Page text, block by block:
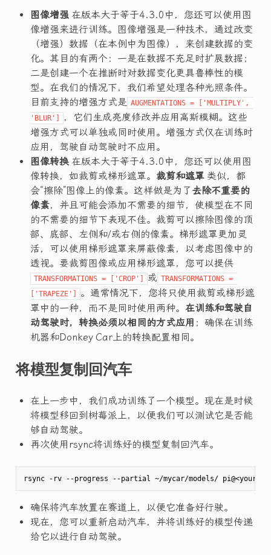
图像增强 在版本大于等于4.3.0中，您还可以使用图
像增强来进行训练。图像增强是一种技术，通过改变
（增强）数据（在本例中为图像），来创建数据的变
化。其目的有两个：一是在数据不充足时扩展数据；
二是创建一个在推断时对数据变化更具鲁棒性的模
型。在我们的情况下，我们希望处理各种光照条件。
目前支持的增强方式是 AUGMENTATIONS = ['MULTIPLY',
'BLUR']
，它们生成亮度修改并应用高斯模糊。这些
增强方式可以单独或同时使用。增强方式仅在训练时
应用，驾驶自动驾驶时不应用。
图像转换在版本大于等于4.3.0中，您还可以使用图
像转换，如裁剪或梯形遮罩。 裁剪和遮罩类似，都
会“擦除”图像上的像素。这样做是为了 去除不重要的
像素，并且可能会添加不需要的细节，使模型在不同
的不需要的细节下表现不佳。裁剪可以擦除图像的顶
部、底部、左侧和/或右侧的像素。梯形遮罩更加灵
活，可以使用梯形遮罩来屏蔽像素，以考虑图像中的
透视。要裁剪图像或应用梯形遮罩，您可以提供
TRANSFORMATIONS = ['CROP'] 或 TRANSFORMATIONS =
['TRAPEZE']
。通常情况下，您将只使用裁剪或梯形遮
罩中的一种，而不是同时使用两种。 在训练和驾驶自
动驾驶时，转换必须以相同的方式应用 ；确保在训练
机器和Donkey Car上的转换配置相同。
将模型复制回汽车
在上一步中，我们成功训练了一个模型。现在是时候
将模型移回到树莓派上，以便我们可以测试它是否能
够自动驾驶。
再次使用rsync将训练好的模型复制回汽车。
确保将汽车放置在赛道上，以便它准备好行驶。
现在，您可以重新启动汽车，并将训练好的模型传递
给它以进行自动驾驶。